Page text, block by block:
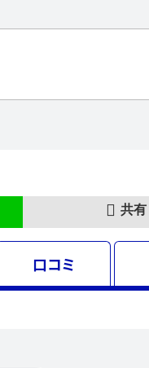
共有
口コミ